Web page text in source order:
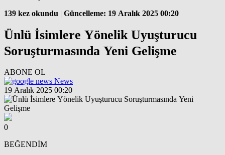
139 kez okundu | Güncelleme: 19 Aralık 2025 00:20
Ünlü İsimlere Yönelik Uyuşturucu
Soruşturmasında Yeni Gelişme
ABONE OL
News
19 Aralık 2025 00:20
0
BEĞENDİM